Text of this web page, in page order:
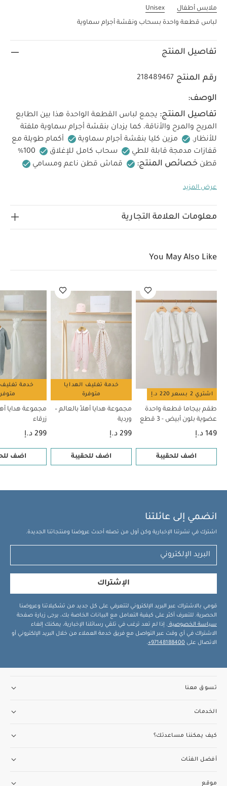
ملابس أطفال
Unisex
لباس قطعة واحدة بسحاب ونقشة أجرام سماوية
تفاصيل المنتج
رقم المنتج 218489467
الوصف:
تفاصيل المنتج: يجمع لباس القطعة الواحدة هذا بين الطابع
المريح والمرح والأناقة، كما يزدان بنقشة أجرام سماوية ملفتة
للأنظار.
مزين كليا بنقشة أجرام سماوية
أكمام طويلة مع
قفازات مدمجة قابلة للطي
سحاب كامل للإغلاق
100%
قطن خصائص المنتج:
قماش قطن ناعم ومسامي
الارتداء الخامات:
المبيضات
تجفيف بالمجفف على درجة منخفضة
كي على
يُحفظ بعيدًا عن النار قد يعجبك أيضاً:
عضوية بلون أبيض - 3 قطع
مجموعة هدايا للرضع مع علبة، قطعتين
عرض المزيد
معلومات العلامة التجارية
You May Also Like
اشتري 2 بسعر 220 د.إ
طقم بيجاما قطعة واحدة
عضوية بلون أبيض - 3 قطع
149 د.إ
اضف للحقيبة
خدمة تغليف الهدايا
متوفرة
مجموعة هدايا أهلاً بالعالم –
وردية
299 د.إ
اضف للحقيبة
خدمة تغليف
مجموعة هدايا
زرقاء
299 د.إ
اضف
انضمي إلى عائلتنا
اشترك في نشرتنا الإخبارية وكن أول من تصله أحدث عروضنا ومنتجاتنا الجديدة.
الإشتراك
قومي بالاشتراك عبر البريد الإلكتروني لتتعرفي على كل جديد من تشكيلاتنا وعروضنا
الحصرية. للتعرف أكثر على كيفية التعامل مع البيانات الخاصة بك، يرجى زيارة صفحة
سياسة الخصوصية . إذا لم تعد ترغب في تلقي رسائلنا الإخبارية، يمكنك إلغاء
الاشتراك في أي وقت عبر التواصل مع فريق خدمة العملاء من خلال البريد الإلكتروني أو
الاتصال على 97148188400+
.
تسوق معنا
الخدمات
كيف يمكننا مساعدتك؟
أفضل الفئات
موقع